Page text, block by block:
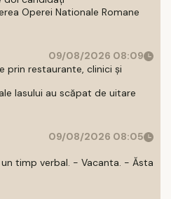
Operei Nationale Romane
09/08/2026 08:09
prin restaurante, clinici și
Iasului au scăpat de uitare
09/08/2026 08:05
timp verbal. - Vacanta. - Ăsta